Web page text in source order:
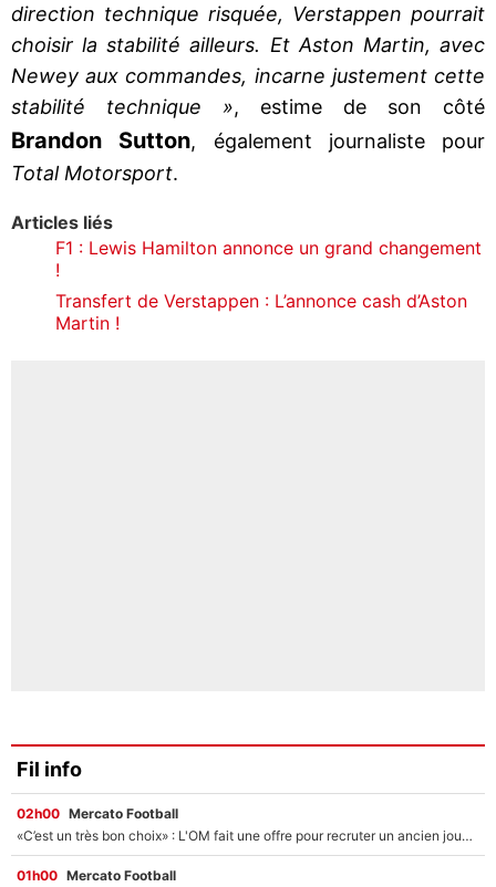
direction technique risquée, Verstappen pourrait
choisir la stabilité ailleurs. Et Aston Martin, avec
Newey aux commandes, incarne justement cette
stabilité technique », estime de son côté
Brandon Sutton, également journaliste pour
Total Motorsport.
Articles liés
F1 : Lewis Hamilton annonce un grand changement
!
Transfert de Verstappen : L’annonce cash d’Aston
Martin !
Fil info
02h00 Mercato Football
«C’est un très bon choix» : L'OM fait une offre pour recruter un ancien joueur du PSG... et c'est validé dans l'After Foot !
01h00 Mercato Football